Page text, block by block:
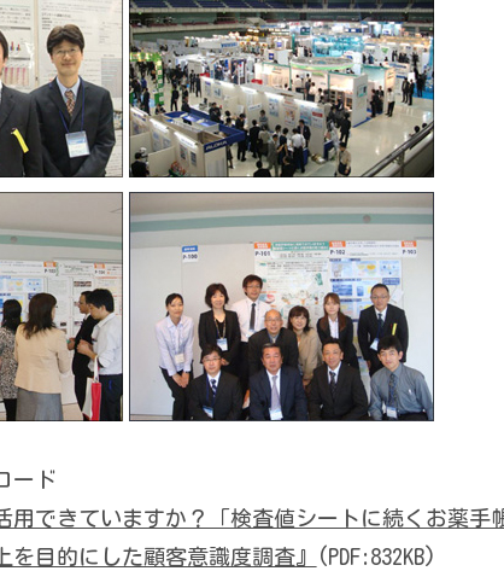
ード
用できていますか？「検査値シートに続くお薬手
を目的にした顧客意識度調査』
(PDF:832KB)